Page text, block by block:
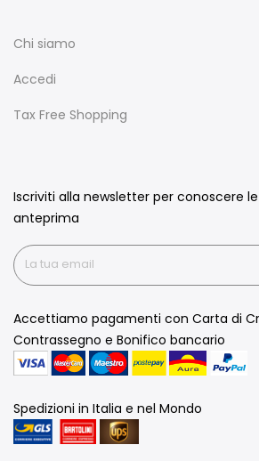
Chi siamo
Accedi
Tax Free Shopping
Iscriviti alla newsletter per conoscere
anteprima
Accettiamo pagamenti con Carta di
Contrassegno e Bonifico bancario
Spedizioni in Italia e nel Mondo